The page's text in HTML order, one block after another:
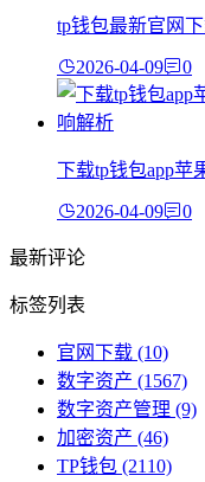
tp钱包最新官网
2026-04-09 0
下载tp钱包app苹
2026-04-09 0
最新评论
标签列表
官网下载 (10)
数字资产 (1567)
数字资产管理 (9)
加密资产 (46)
TP钱包 (2110)